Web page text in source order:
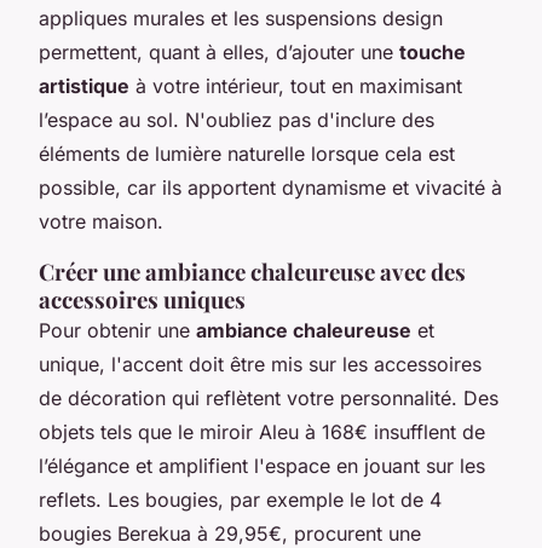
appliques murales et les suspensions design
permettent, quant à elles, d’ajouter une touche
artistique à votre intérieur, tout en maximisant
l’espace au sol. N'oubliez pas d'inclure des
éléments de lumière naturelle lorsque cela est
possible, car ils apportent dynamisme et vivacité à
votre maison.
Créer une ambiance chaleureuse avec des
accessoires uniques
Pour obtenir une ambiance chaleureuse et
unique, l'accent doit être mis sur les accessoires
de décoration qui reflètent votre personnalité. Des
objets tels que le miroir Aleu à 168€ insufflent de
l’élégance et amplifient l'espace en jouant sur les
reflets. Les bougies, par exemple le lot de 4
bougies Berekua à 29,95€, procurent une